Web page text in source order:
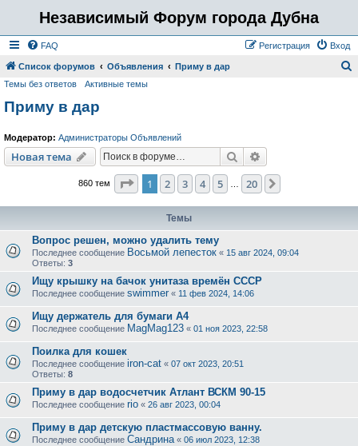
Независимый Форум города Дубна
FAQ Вход
Регистрация
Список форумов Объявления Приму в дар
Темы без ответов Активные темы
Приму в дар
Модератор: Администраторы Объявлений
Новая тема Поиск
860 тем Страница из 20
1 2 3 4 5 20
Темы
Вопрос решен, можно удалить тему
Последнее сообщение Восьмой лепесток « 15 авг 2024, 09:04
Ответы: 3
Ищу крышку на бачок унитаза времён СССР
Последнее сообщение swimmer « 11 фев 2024, 14:06
Ищу держатель для бумаги А4
Последнее сообщение MagMag123 « 01 ноя 2023, 22:58
Поилка для кошек
Последнее сообщение iron-cat « 07 окт 2023, 20:51
Ответы: 8
Приму в дар водосчетчик Атлант ВСКМ 90-15
Последнее сообщение rio « 26 авг 2023, 00:04
Приму в дар детскую пластмассовую ванну.
Последнее сообщение Сандрина « 06 июл 2023, 12:38